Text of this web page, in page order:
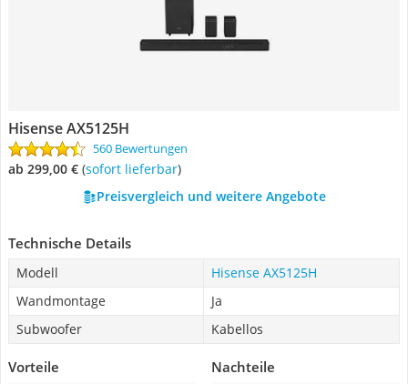
Hisense AX5125H
560 Bewertungen
ab 299,00 € ( Sofort lieferbar)
Preisvergleich und weitere Angebote
Technische Details
Modell
Hisense AX5125H
Wandmontage
Ja
Subwoofer
Kabellos
Vorteile Nachteile